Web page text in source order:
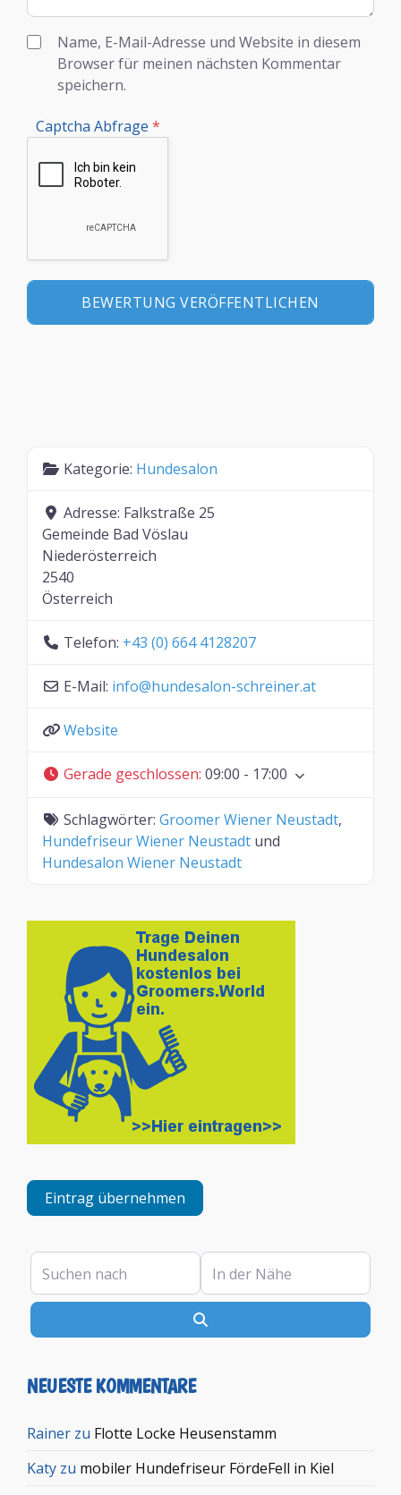
Name, E-Mail-Adresse und Website in diesem
Browser für meinen nächsten Kommentar
speichern.
Captcha Abfrage *
Kategorie: Hundesalon
Adresse: Falkstraße 25
Gemeinde Bad Vöslau
Niederösterreich
2540
Österreich
Telefon: +43 (0) 664 4128207
E-Mail: info@hundesalon-schreiner.at
Website
Gerade geschlossen: 09:00 - 17:00
Schlagwörter: Groomer Wiener Neustadt,
Hundefriseur Wiener Neustadt und
Hundesalon Wiener Neustadt
Eintrag übernehmen
Suchen nach In der Nähe
NEUESTE KOMMENTARE
Rainer zu Flotte Locke Heusenstamm
Katy zu mobiler Hundefriseur FördeFell in Kiel